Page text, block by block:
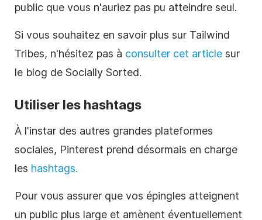
public que vous n'auriez pas pu atteindre seul.
Si vous souhaitez en savoir plus sur Tailwind
Tribes, n'hésitez pas à consulter cet article sur
le blog de Socially Sorted.
Utiliser les hashtags
À l'instar des autres grandes plateformes
sociales, Pinterest prend désormais en charge
les hashtags.
Pour vous assurer que vos épingles atteignent
un public plus large et amènent éventuellement